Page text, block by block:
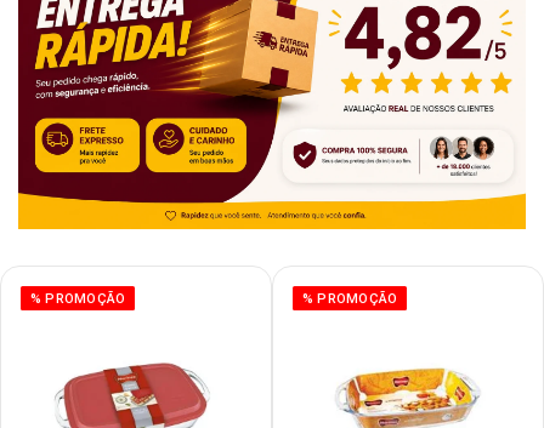
% PROMOÇÃO % PROMOÇÃO